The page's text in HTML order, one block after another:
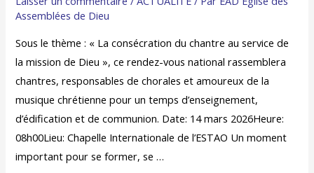
Assemblées de Dieu
Sous le thème : « La consécration du chantre au service de
la mission de Dieu », ce rendez-vous national rassemblera
chantres, responsables de chorales et amoureux de la
musique chrétienne pour un temps d’enseignement,
d’édification et de communion. Date: 14 mars 2026Heure:
08h00Lieu: Chapelle Internationale de l’ESTAO Un moment
important pour se former, se …